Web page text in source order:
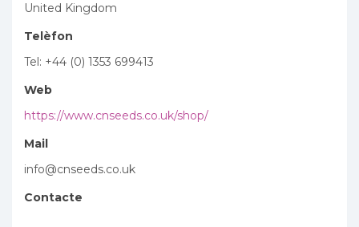
United Kingdom
Telèfon
Tel: +44 (0) 1353 699413
Web
https://www.cnseeds.co.uk/shop/
Mail
info@cnseeds.co.uk
Contacte